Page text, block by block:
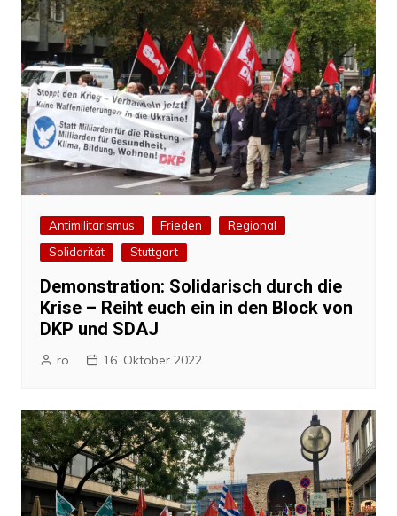
Antimilitarismus Frieden
Regional
Solidarität
Stuttgart
Demonstration: Solidarisch durch die
Krise – Reiht euch ein in den Block von
DKP und SDAJ
ro 16. Oktober 2022